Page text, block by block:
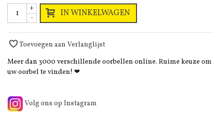
-
+ IN WINKELWAGEN
Toevoegen aan Verlanglijst
Meer dan 3000 verschillende oorbellen online. Ruime keuze om
uw oorbel te vinden! ❤
Volg ons op Instagram